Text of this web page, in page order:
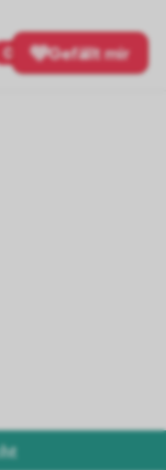
0 Gefällt mir